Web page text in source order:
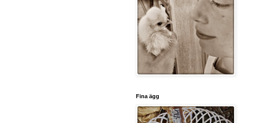
Fina ägg